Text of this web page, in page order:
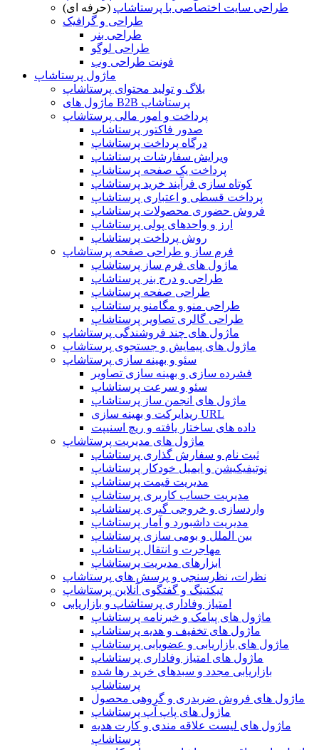
طراحی سایت اختصاصی با پرستاشاپ (حرفه ای)
طراحی و گرافیک
طراحی بنر
طراحی لوگو
فونت طراحی وب
ماژول پرستاشاپ
بلاگ و تولید محتوای پرستاشاپ
ماژول های B2B پرستاشاپ
پرداخت و امور مالی پرستاشاپ
صدور فاکتور پرستاشاپ
درگاه پرداخت پرستاشاپ
ویرایش سفارشات پرستاشاپ
پرداخت یک صفحه پرستاشاپ
کوتاه سازی فرآیند خرید پرستاشاپ
پرداخت قسطی و اعتباری پرستاشاپ
فروش حضوری محصولات پرستاشاپ
ارز و واحدهای پولی پرستاشاپ
روش پرداخت پرستاشاپ
فرم ساز و طراحی صفحه پرستاشاپ
ماژول های فرم ساز پرستاشاپ
طراحی و درج بنر پرستاشاپ
طراحی صفحه پرستاشاپ
طراحی منو و مگامنو پرستاشاپ
طراحی گالری تصاویر پرستاشاپ
ماژول های چند فروشندگی پرستاشاپ
ماژول های پیمایش و جستجوی پرستاشاپ
سئو و بهینه سازی پرستاشاپ
فشرده سازی و بهینه سازی تصاویر
سئو و سرعت پرستاشاپ
ماژول های انجمن ساز پرستاشاپ
ریدایرکت و بهینه سازی URL
داده های ساختار یافته و ریچ اسنیپت
ماژول های مدیریت پرستاشاپ
ثبت نام و سفارش گذاری پرستاشاپ
نوتیفیکیشن و ایمیل خودکار پرستاشاپ
مدیریت قیمت پرستاشاپ
مدیریت حساب کاربری پرستاشاپ
واردسازی و خروجی گیری پرستاشاپ
مدیریت داشبورد و آمار پرستاشاپ
بین الملل و بومی سازی پرستاشاپ
مهاجرت و انتقال پرستاشاپ
ابزارهای مدیریت پرستاشاپ
نظرات، نظرسنجی و پرسش های پرستاشاپ
تیکتینگ و گفتگوی آنلاین پرستاشاپ
امتیاز وفاداری پرستاشاپ و بازاریابی
ماژول های پیامک و خبرنامه پرستاشاپ
ماژول های تخفیف و هدیه پرستاشاپ
ماژول های بازاریابی و عضویابی پرستاشاپ
ماژول های امتیاز وفاداری پرستاشاپ
بازاریابی مجدد و سبدهای خرید رها شده
پرستاشاپ
ماژول های فروش ضربدری و گروهی محصول
ماژول های پاپ آپ پرستاشاپ
ماژول های لیست علاقه مندی و کارت هدیه
پرستاشاپ